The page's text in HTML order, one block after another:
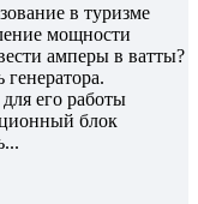
в туризме
мощности
амперы в ватты?
его работы
блок